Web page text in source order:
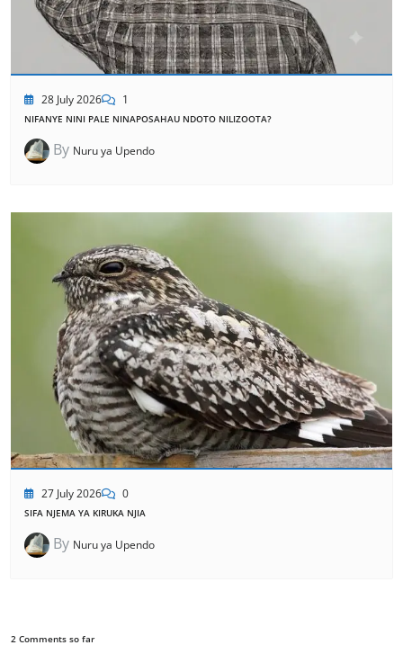
28 July 2026 1
NIFANYE NINI PALE NINAPOSAHAU NDOTO NILIZOOTA?
By Nuru ya Upendo
27 July 2026 0
SIFA NJEMA YA KIRUKA NJIA
By Nuru ya Upendo
2 Comments so far